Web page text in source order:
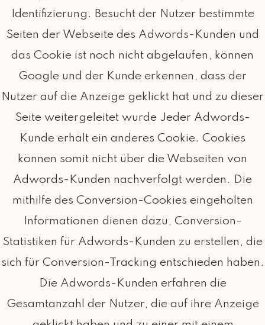
Identifizierung. Besucht der Nutzer bestimmte
Seiten der Webseite des Adwords-Kunden und
das Cookie ist noch nicht abgelaufen, können
Google und der Kunde erkennen, dass der
Nutzer auf die Anzeige geklickt hat und zu dieser
Seite weitergeleitet wurde Jeder Adwords-
Kunde erhält ein anderes Cookie. Cookies
können somit nicht über die Webseiten von
Adwords-Kunden nachverfolgt werden. Die
mithilfe des Conversion-Cookies eingeholten
Informationen dienen dazu, Conversion-
Statistiken für Adwords-Kunden zu erstellen, die
sich für Conversion-Tracking entschieden haben.
Die Adwords-Kunden erfahren die
Gesamtanzahl der Nutzer, die auf ihre Anzeige